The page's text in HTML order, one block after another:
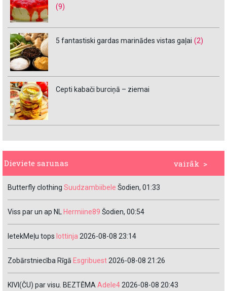
(9)
5 fantastiski gardas marinādes vistas gaļai (2)
Cepti kabači burciņā – ziemai
vairāk >
Dieviete sarunas
Butterfly clothing Suudzambiibele Šodien, 01:33
Viss par un ap NL Hermiine89 Šodien, 00:54
IetekMeļu tops lottinja 2026-08-08 23:14
Zobārstniecība Rīgā Esgribuest2026-08-08 21:26
KIVI(ČU) par visu. BEZTĒMAAdele42026-08-08 20:43